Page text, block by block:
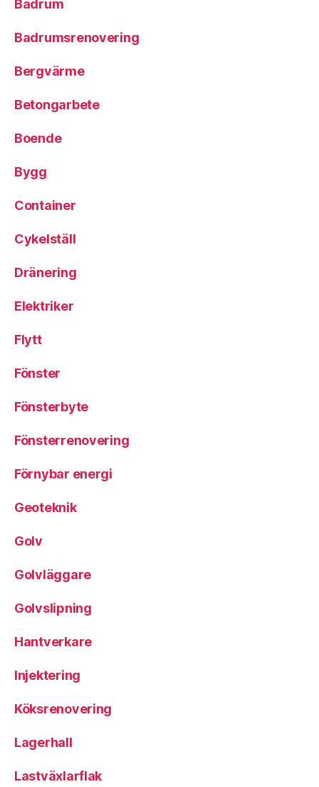
Badrum
Badrumsrenovering
Bergvärme
Betongarbete
Boende
Bygg
Container
Cykelställ
Dränering
Elektriker
Flytt
Fönster
Fönsterbyte
Fönsterrenovering
Förnybar energi
Geoteknik
Golv
Golvläggare
Golvslipning
Hantverkare
Injektering
Köksrenovering
Lagerhall
Lastväxlarflak